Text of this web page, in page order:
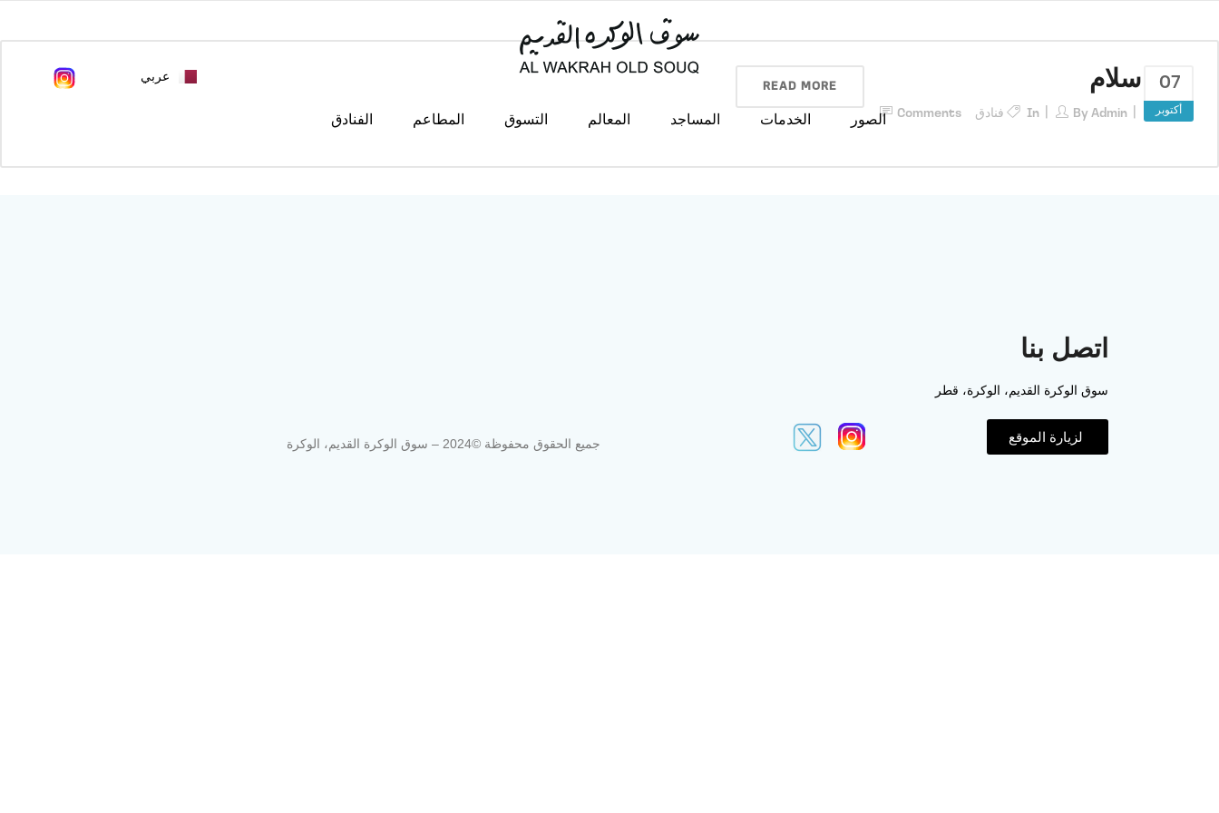
عربي
English
الفنادق المطاعم التسوق المعالم المساجد الخدمات الصور
07
أكتوبر
سلام
By Admin
In فنادق Comments
READ MORE
اتصل بنا
سوق الوكرة القديم، الوكرة، قطر
لزيارة الموقع جميع الحقوق محفوظة ©2024 – سوق الوكرة القديم، الوكرة